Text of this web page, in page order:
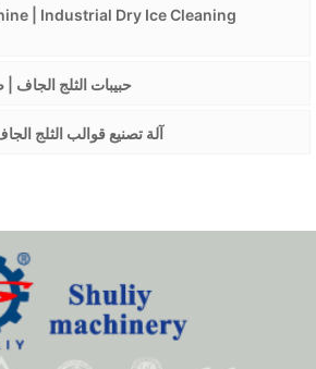
| Industrial Dry Ice Cleaning
حبيبات الثلج الجاف |
آلة تصنيع قوالب الثلج